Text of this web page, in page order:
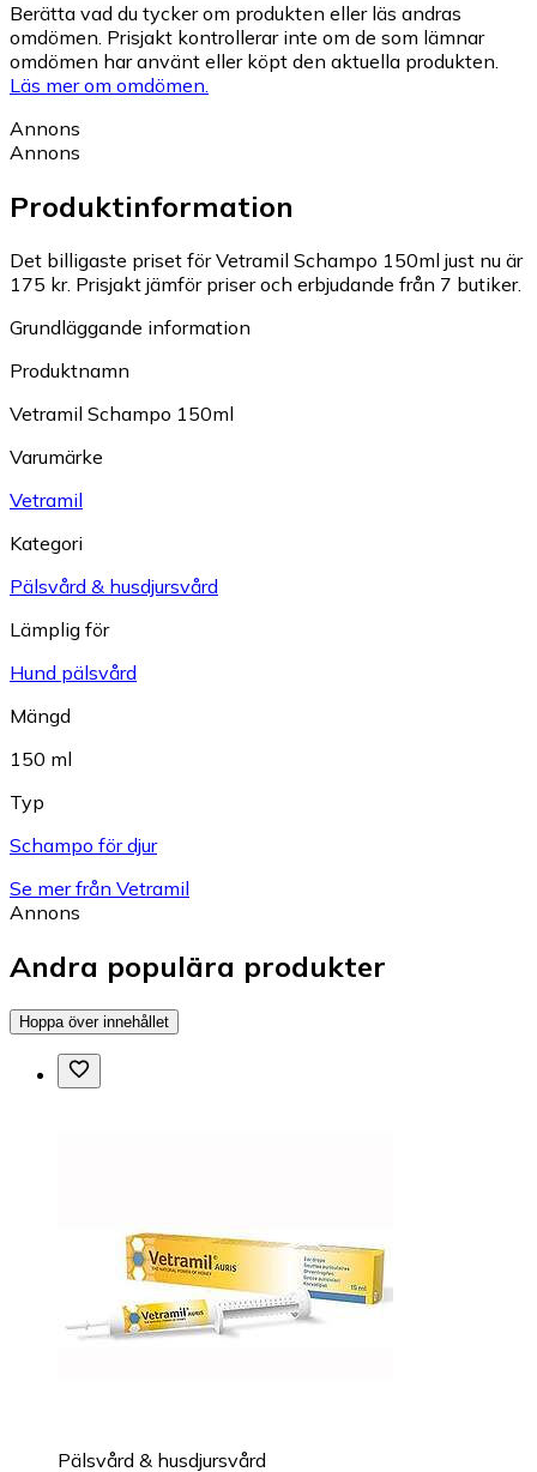
Berätta vad du tycker om produkten eller läs andras
omdömen. Prisjakt kontrollerar inte om de som lämnar
omdömen har använt eller köpt den aktuella produkten.
Läs mer om omdömen.
Annons
Annons
Produktinformation
Det billigaste priset för Vetramil Schampo 150ml just nu är
175 kr. Prisjakt jämför priser och erbjudande från 7 butiker.
Grundläggande information
Produktnamn
Vetramil Schampo 150ml
Varumärke
Vetramil
Kategori
Pälsvård & husdjursvård
Lämplig för
Hund pälsvård
Mängd
150 ml
Typ
Schampo för djur
Se mer från Vetramil
Annons
Andra populära produkter
Hoppa över innehållet
Pälsvård & husdjursvård